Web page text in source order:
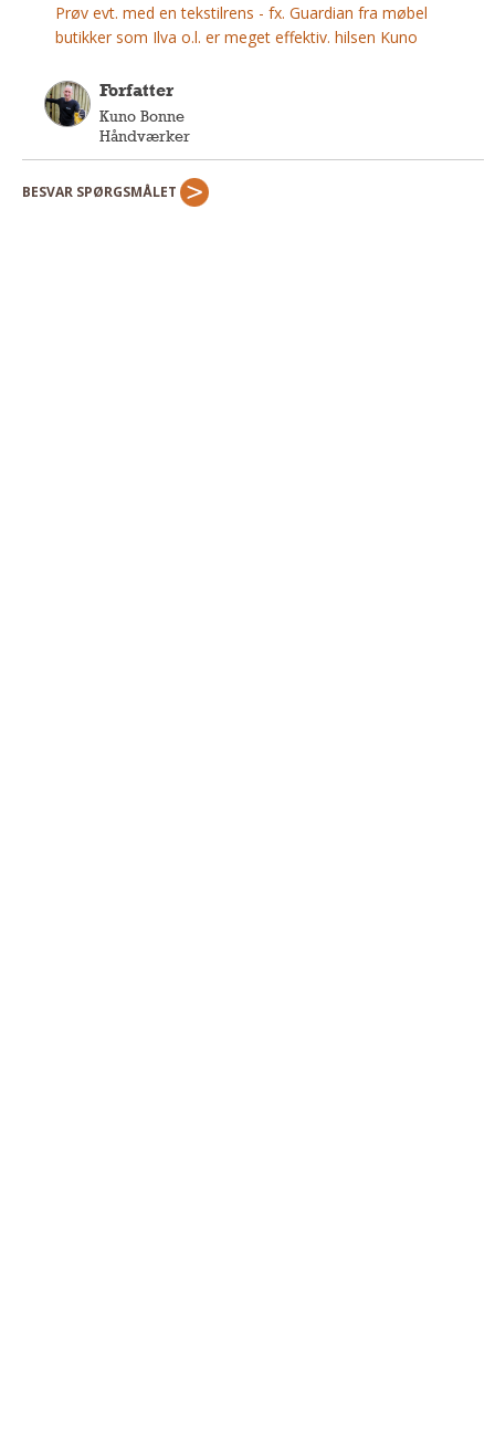
RENGØRING
Pletleksikon
Prøv evt. med en tekstilrens - fx. Guardian fra møbel
butikker som Ilva o.l. er meget effektiv. hilsen Kuno
Forfatter
Kuno Bonne
Håndværker
BESVAR SPØRGSMÅLET